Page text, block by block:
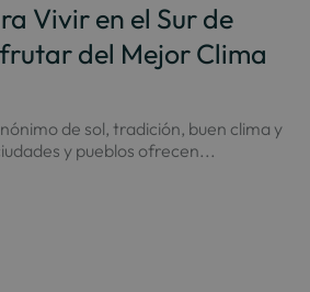
Vivir en el Sur de
del Mejor Clima
de sol, tradición, buen clima y
y pueblos ofrecen...